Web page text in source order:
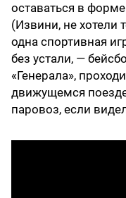
оставаться в
(Извини, не хотели
одна спортивная
без устали, —
«Генерала»,
движущемся
паровоз, если